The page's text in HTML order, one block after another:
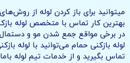
میتوانید برای باز کردن لوله از
بهترین کار تماس با متخصص لوله
در برخی مواقع جمع شدن مو و
لوله بازکنی حمام می‌توانید با لوله
تماس بگیرید و از خدمات تیم لوله